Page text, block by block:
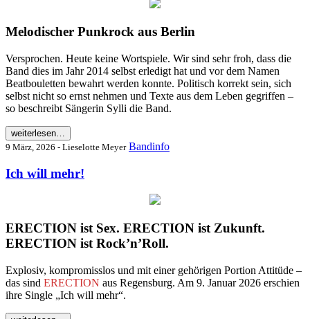
Melodischer Punkrock aus Berlin
Versprochen. Heute keine Wortspiele. Wir sind sehr froh, dass die
Band dies im Jahr 2014 selbst erledigt hat und vor dem Namen
Beatbouletten bewahrt werden konnte. Politisch korrekt sein, sich
selbst nicht so ernst nehmen und Texte aus dem Leben gegriffen –
so beschreibt Sängerin Sylli die Band.
weiterlesen…
9 März, 2026 - Lieselotte Meyer Bandinfo
Ich will mehr!
ERECTION ist Sex. ERECTION ist Zukunft.
ERECTION ist Rock’n’Roll.
Explosiv, kompromisslos und mit einer gehörigen Portion Attitüde –
das sind ERECTION aus Regensburg. Am 9. Januar 2026 erschien
ihre Single „Ich will mehr“.